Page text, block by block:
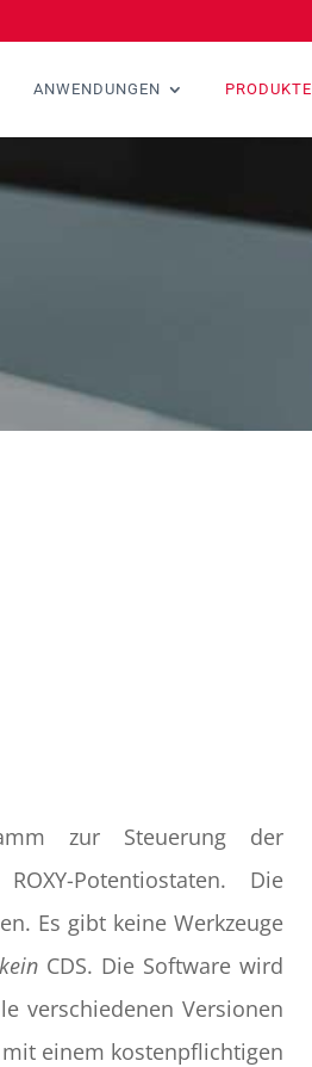
ANWENDUNGEN PRODUKTE
zur Steuerung der
Potentiostaten. Die
Es gibt keine Werkzeuge
keinCDS. Die Software wird
verschiedenen Versionen
einem kostenpflichtigen